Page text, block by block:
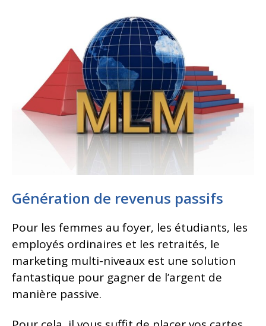
Génération de revenus passifs
Pour les femmes au foyer, les étudiants, les
employés ordinaires et les retraités, le
marketing multi-niveaux est une solution
fantastique pour gagner de l’argent de
manière passive.